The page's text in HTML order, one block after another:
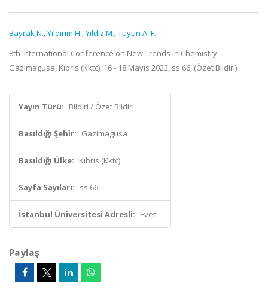
Bayrak N.,Yıldırım H.,Yıldız M.,Tuyun A. F.
8th International Conference on New Trends in Chemistry,
Gazimagusa, Kıbrıs (Kktc), 16 - 18 Mayıs 2022, ss.66, (Özet Bildiri)
Yayın Türü: Bildiri / Özet Bildiri
Basıldığı Şehir: Gazimagusa
Basıldığı Ülke: Kıbrıs (Kktc)
Sayfa Sayıları: ss.66
İstanbul Üniversitesi Adresli: Evet
Paylaş